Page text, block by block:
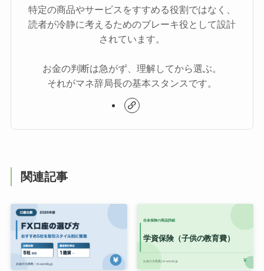
特定の商品やサービスをすすめる役割ではなく、
読者が冷静に考えるためのブレーキ役として設計
されています。
お金の判断は急がず、理解してから選ぶ。
それがマネ辞局長の基本スタンスです。
関連記事